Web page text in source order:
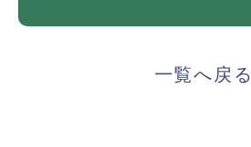
一覧へ戻る